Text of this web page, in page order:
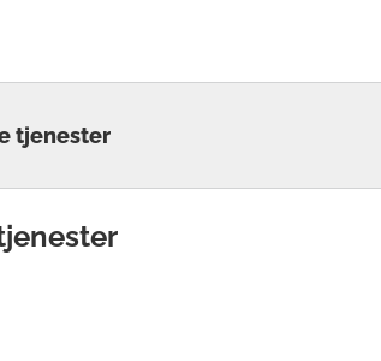
tjenester